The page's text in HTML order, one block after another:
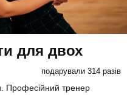
для двох
подарували 314 разів
Професійний тренер